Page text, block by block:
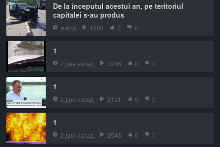
De la începutul acestui an, pe teritoriul
capitalei s-au produs
вчера 1906 0 0
1
2 дня назад 3236 0 0
1
2 дня назад 2121 0 0
1
2 дня назад 2543 0 0